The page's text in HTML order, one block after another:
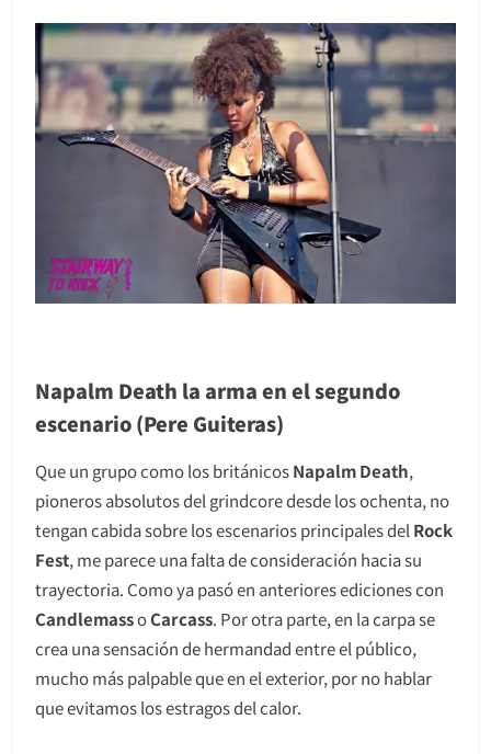
Napalm Death la arma en el segundo
escenario (Pere Guiteras)
Que un grupo como los británicosNapalm Death,
pioneros absolutos del grindcore desde los ochenta, no
tengan cabida sobre los escenarios principales del Rock
Fest, me parece una falta de consideración hacia su
trayectoria. Como ya pasó en anteriores ediciones con
CandlemassoCarcass. Por otra parte, en la carpa se
crea una sensación de hermandad entre el público,
mucho más palpable que en el exterior, por no hablar
que evitamos los estragos del calor.